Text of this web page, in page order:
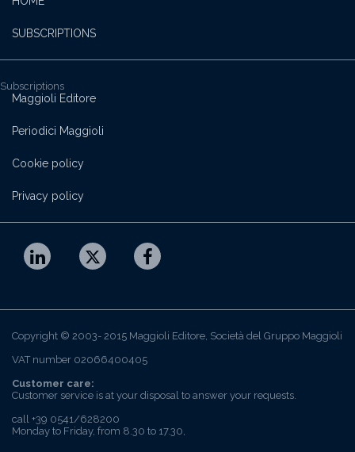
SUBSCRIPTIONS
Subscriptions
Maggioli Editore
Periodici Maggioli
Cookie policy
Privacy policy
Copyright © 2003- 2015 Maggioli Editore, Società del Gruppo Maggioli
VAT number 02066400405
Customer care:
Customer service is at your disposal to answer your requests.
call +39 0541/628200
Monday to Friday, from 8.30 to 17.30,